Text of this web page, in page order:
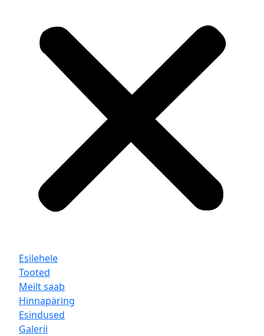
Esilehele
Tooted
Meilt saab
Hinnapäring
Esindused
Galerii